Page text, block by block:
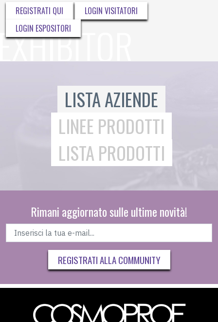
REGISTRATI QUI
LOGIN VISITATORI
LOGIN ESPOSITORI
LISTA AZIENDE
LINEE PRODOTTI
LISTA PRODOTTI
Rimani aggiornato sulle ultime novità!
REGISTRATI ALLA COMMUNITY